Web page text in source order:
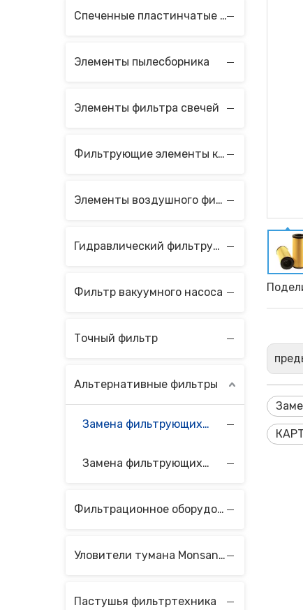
Спеченные пластинчатые фильтрующие элементы
Элементы пылесборника
Элементы фильтра свечей
Фильтрующие элементы коагулятора и сепаратора
Элементы воздушного фильтра
Гидравлический фильтрующий элемент
Фильтр вакуумного насоса
Точный фильтр
Альтернативные фильтры
Замена фильтрующих элементов Velcon
Замена фильтрующих элементов Vokes
Фильтрационное оборудование
Уловители тумана Monsanto с волокнистым слоем
Пастушья фильтртехника